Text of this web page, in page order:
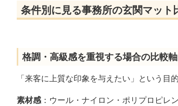
条件別に見る事務所の玄関マット
格調・高級感を重視する場合の比較軸
「来客に上質な印象を与えたい」という目
素材感：ウール・ナイロン・ポリプロピレン